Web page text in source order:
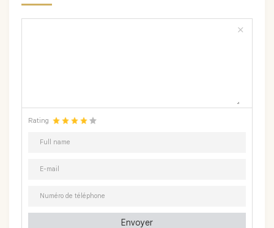
close
Rating
Envoyer